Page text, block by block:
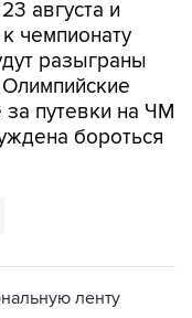
разыграны
путевки на ЧМ
бороться
новостей сайта